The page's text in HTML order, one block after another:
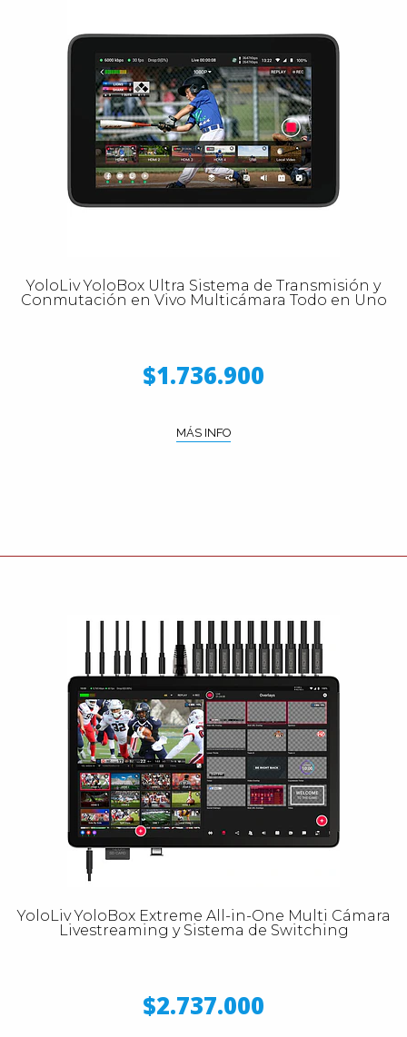
YoloLiv YoloBox Ultra Sistema de Transmisión y
Conmutación en Vivo Multicámara Todo en Uno
$1.736.900
MÁS INFO
YoloLiv YoloBox Extreme All-in-One Multi Cámara
Livestreaming y Sistema de Switching
$2.737.000